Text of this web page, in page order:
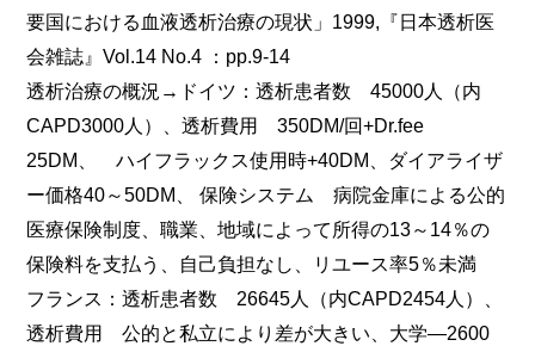
要国における血液透析治療の現状」1999,『日本透析医
会雑誌』Vol.14 No.4 ：pp.9-14
透析治療の概況→ドイツ：透析患者数 45000人（内
CAPD3000人）、透析費用 350DM/回+Dr.fee
25DM、 ハイフラックス使用時+40DM、ダイアライザ
ー価格40～50DM、 保険システム 病院金庫による公的
医療保険制度、職業、地域によって所得の13～14％の
保険料を支払う、自己負担なし、リユース率5％未満
フランス：透析患者数 26645人（内CAPD2454人）、
透析費用 公的と私立により差が大きい、大学―2600